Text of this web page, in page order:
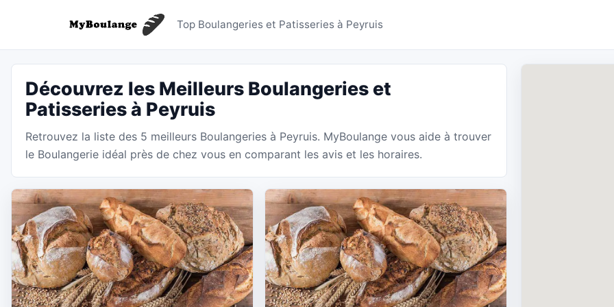
Boulangeries Peyruis -
Top Boulangeries et Patisseries à Peyruis
Découvrez les Meilleurs Boulangeries et
Patisseries à Peyruis
Retrouvez la liste des 5 meilleurs Boulangeries à Peyruis. MyBoulange vous aide à trouver
le Boulangerie idéal près de chez vous en comparant les avis et les horaires.